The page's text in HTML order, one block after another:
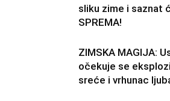
sliku zime i saznat
SPREMA!
ZIMSKA MAGIJA:
očekuje se
sreće i vrhunac